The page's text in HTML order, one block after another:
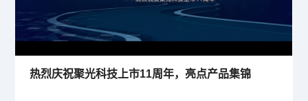
热烈庆祝聚光科技上市11周年，亮点产品集锦